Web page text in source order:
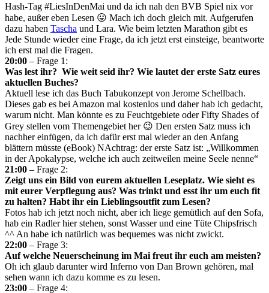
Hash-Tag #LiesInDenMai und da ich nah den BVB Spiel nix vor
habe, außer eben Lesen 😛 Mach ich doch gleich mit. Aufgerufen
dazu haben Tascha und Lara. Wie beim letzten Marathon gibt es
Jede Stunde wieder eine Frage, da ich jetzt erst einsteige, beantworte
ich erst mal die Fragen.
20:00 – Frage 1:
Was lest ihr? Wie weit seid ihr? Wie lautet der erste Satz eures
aktuellen Buches?
Aktuell lese ich das Buch Tabukonzept von Jerome Schellbach.
Dieses gab es bei Amazon mal kostenlos und daher hab ich gedacht,
warum nicht. Man könnte es zu Feuchtgebiete oder Fifty Shades of
Grey stellen vom Themengebiet her 😉 Den ersten Satz muss ich
nachher einfügen, da ich dafür erst mal wieder an den Anfang
blättern müsste (eBook) NAchtrag: der erste Satz ist: „Willkommen
in der Apokalypse, welche ich auch zeitweilen meine Seele nenne“
21:00 – Frage 2:
Zeigt uns ein Bild von eurem aktuellen Leseplatz. Wie sieht es
mit eurer Verpflegung aus? Was trinkt und esst ihr um euch fit
zu halten? Habt ihr ein Lieblingsoutfit zum Lesen?
Fotos hab ich jetzt noch nicht, aber ich liege gemütlich auf den Sofa,
hab ein Radler hier stehen, sonst Wasser und eine Tüte Chipsfrisch
^^ An habe ich natürlich was bequemes was nicht zwickt.
22:00 – Frage 3:
Auf welche Neuerscheinung im Mai freut ihr euch am meisten?
Oh ich glaub darunter wird Inferno von Dan Brown gehören, mal
sehen wann ich dazu komme es zu lesen.
23:00 – Frage 4: